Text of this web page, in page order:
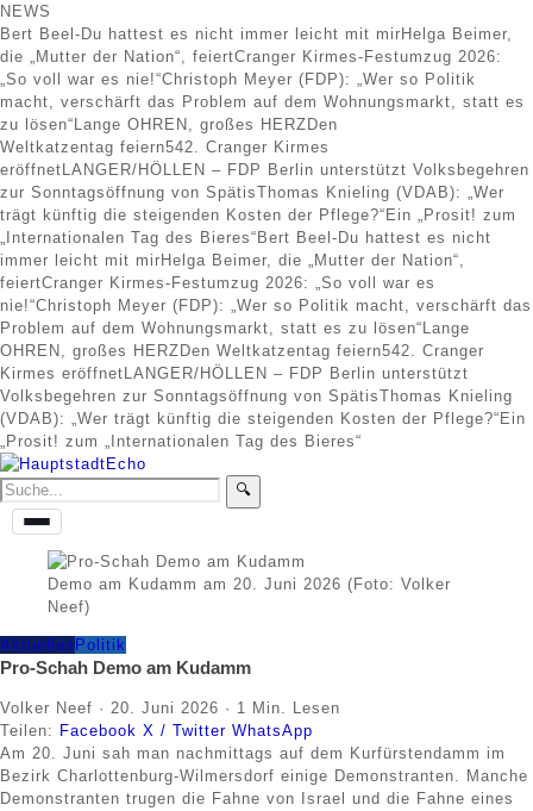
NEWS
Bert Beel-Du hattest es nicht immer leicht mit mir Helga Beimer,
die „Mutter der Nation“, feiertCranger Kirmes-Festumzug 2026:
„So voll war es nie!“Christoph Meyer (FDP): „Wer so Politik
macht, verschärft das Problem auf dem Wohnungsmarkt, statt es
zu lösen“ Lange OHREN, großes HERZ Den
Weltkatzentag feiern542. Cranger Kirmes
eröffnet LANGER/HÖLLEN – FDP Berlin unterstützt Volksbegehren
zur Sonntagsöffnung von SpätisThomas Knieling (VDAB): „Wer
trägt künftig die steigenden Kosten der Pflege?“ Ein „Prosit! zum
„Internationalen Tag des Bieres“ Bert Beel-Du hattest es nicht
immer leicht mit mir Helga Beimer, die „Mutter der Nation“,
feiertCranger Kirmes-Festumzug 2026: „So voll war es
nie!“Christoph Meyer (FDP): „Wer so Politik macht, verschärft das
Problem auf dem Wohnungsmarkt, statt es zu lösen“ Lange
OHREN, großes HERZ Den Weltkatzentag feiern542. Cranger
Kirmes eröffnet LANGER/HÖLLEN – FDP Berlin unterstützt
Volksbegehren zur Sonntagsöffnung von SpätisThomas Knieling
(VDAB): „Wer trägt künftig die steigenden Kosten der Pflege?“ Ein
„Prosit! zum „Internationalen Tag des Bieres“
🔍
Demo am Kudamm am 20. Juni 2026 (Foto: Volker
Neef)
Aktuelles Politik
Pro-Schah Demo am Kudamm
Volker Neef · 20. Juni 2026 · 1 Min. Lesen
Teilen: Facebook X / Twitter WhatsApp
Am 20. Juni sah man nachmittags auf dem Kurfürstendamm im
Bezirk Charlottenburg-Wilmersdorf einige Demonstranten. Manche
Demonstranten trugen die Fahne von Israel und die Fahne eines